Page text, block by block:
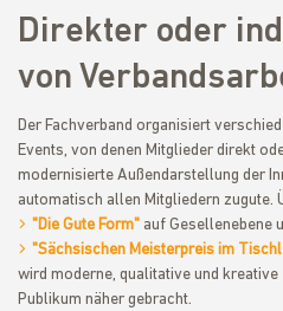
Direkter oder
von
Der Fachverband organisiert
Events, von denen Mitglieder direkt
modernisierte Außendarstellung der
automatisch allen Mitgliedern zugute.
"Die Gute Form" auf Gesellenebene
"Sächsischen Meisterpreis im
wird moderne, qualitative und
Publikum näher gebracht.